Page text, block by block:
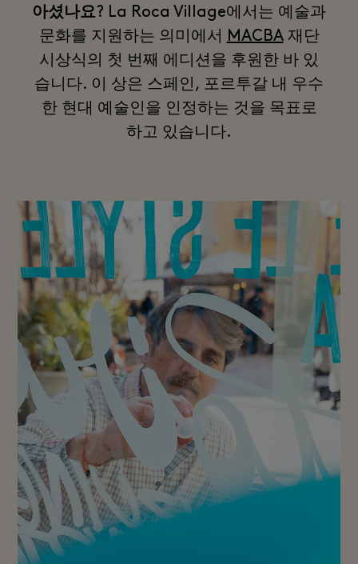
아셨나요? La Roca Village에서는 예술과
문화를 지원하는 의미에서 MACBA재단
시상식의 첫 번째 에디션을 후원한 바 있
습니다. 이 상은 스페인, 포르투갈 내 우수
한 현대 예술인을 인정하는 것을 목표로
하고 있습니다.